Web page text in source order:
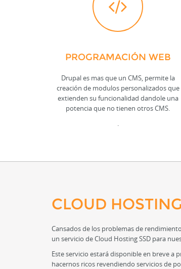
PROGRAMACIÓN WEB
Drupal es mas que un CMS, permite la
creación de modulos personalizados que
extienden su funcionalidad dandole una
potencia que no tienen otros CMS.
.
CLOUD
Cansados de los problemas de
un servicio de Cloud Hosting SSD para
Este servicio estará disponible en breve
hacernos ricos revendiendo servicios de